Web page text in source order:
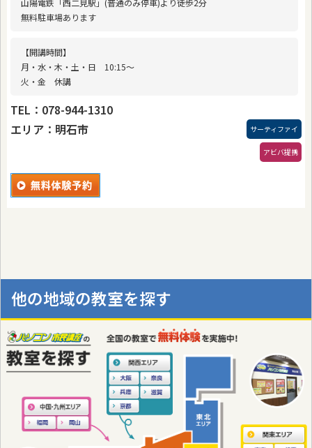
無料駐車場あります
【開講時間】
月・水・木・土・日 10:15〜
火・金 休講
TEL：078-944-1310
エリア：明石市
サーティファイ
アビバ提携
他の地域の教室を探す